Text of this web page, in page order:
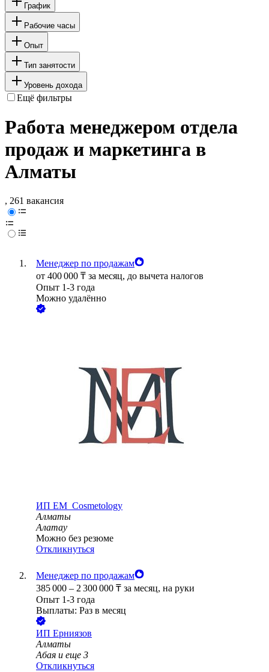
График
Рабочие часы
Опыт
Тип занятости
Уровень дохода
Ещё фильтры
Работа менеджером отдела
продаж и маркетинга в
Алматы
, 261 вакансия
Менеджер по продажам
от 400 000 ₸ за месяц, до вычета налогов
Опыт 1-3 года
Можно удалённо
ИП EM_Cosmetology
Алматы
Алатау
Можно без резюме
Откликнуться
Менеджер по продажам
385 000 – 2 300 000 ₸ за месяц, на руки
Опыт 1-3 года
Выплаты: Раз в месяц
ИП Ерниязов
Алматы
Абая и еще 3
Откликнуться